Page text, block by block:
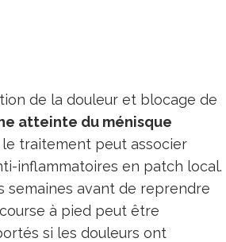
de la douleur et blocage de
atteinte du ménisque
traitement peut associer
inflammatoires en patch local.
semaines avant de reprendre
à pied peut être
si les douleurs ont